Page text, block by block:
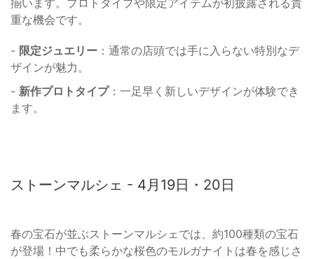
重な機会です。
- 限定ジュエリー ：通常の店頭では手に入らない特別なデ
ザインが魅力。
- 新作プロトタイプ：一足早く新しいデザインが体験でき
ます。
ストーンマルシェ - 4月19日・20日
春の宝石が並ぶストーンマルシェでは、約100種類の宝石
が登場！中でも柔らかな桜色のモルガナイトは春を感じさ